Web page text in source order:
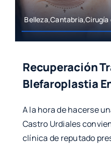
Recuperación
Blefaroplastia
A la hora de hacerse
Castro Urdiales
clínica de reputado